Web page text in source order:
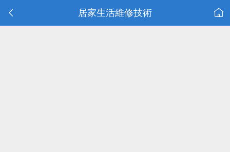
居家生活維修技術